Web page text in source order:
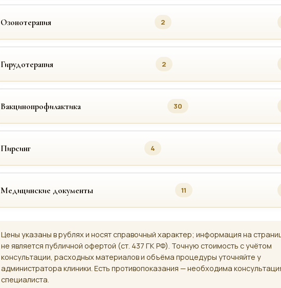
Озонотерапия 2
Гирудотерапия 2
Вакцинопрофилактика 30
Пирсинг 4
Медицинские документы 11
Цены указаны в рублях и носят справочный характер; информация на
не является публичной офертой (ст. 437 ГК РФ). Точную стоимость с учётом
консультации, расходных материалов и объёма процедуры уточняйте у
администратора клиники. Есть противопоказания — необходима
специалиста.